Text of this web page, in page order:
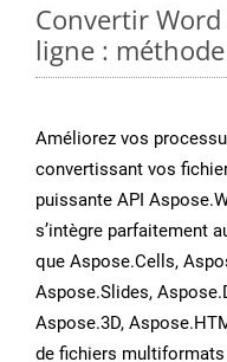
Convertir
ligne :
Améliorez vos
convertissant vos
puissante API
s’intègre parfaitement
que Aspose.Cells,
Aspose.Slides,
Aspose.3D,
de fichiers